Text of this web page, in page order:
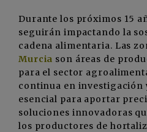
Durante los próximos 15
seguirán impactando la
cadena alimentaria. Las
Murcia son áreas de
para el sector
continua en investigación
esencial para aportar
soluciones innovadoras
los productores de